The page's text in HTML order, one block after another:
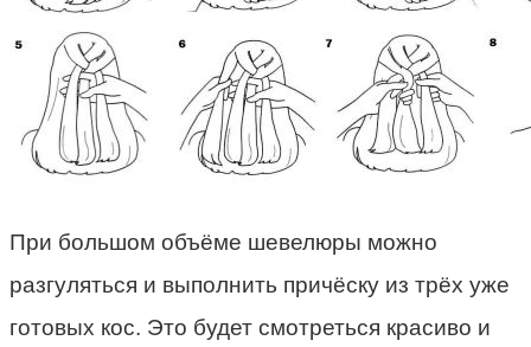
При большом объёме шевелюры можно
разгуляться и выполнить причёску из трёх уже
готовых кос. Это будет смотреться красиво и